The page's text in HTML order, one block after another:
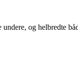
og helbredte